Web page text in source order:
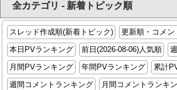
全カテゴリ - 新着トピック順
スレッド作成順(新着トピック)
更新順・コメン
本日PVランキング
前日(2026-08-06)人気順
月間PVランキング
年間PVランキング
累計
週間コメントランキング
月間コメントランキ